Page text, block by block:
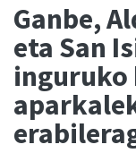
Ganbe,
eta San
inguruko